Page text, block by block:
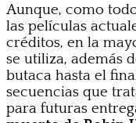
Aunque, como
las películas
créditos, en la
se utiliza, además
butaca hasta el
secuencias que
para futuras